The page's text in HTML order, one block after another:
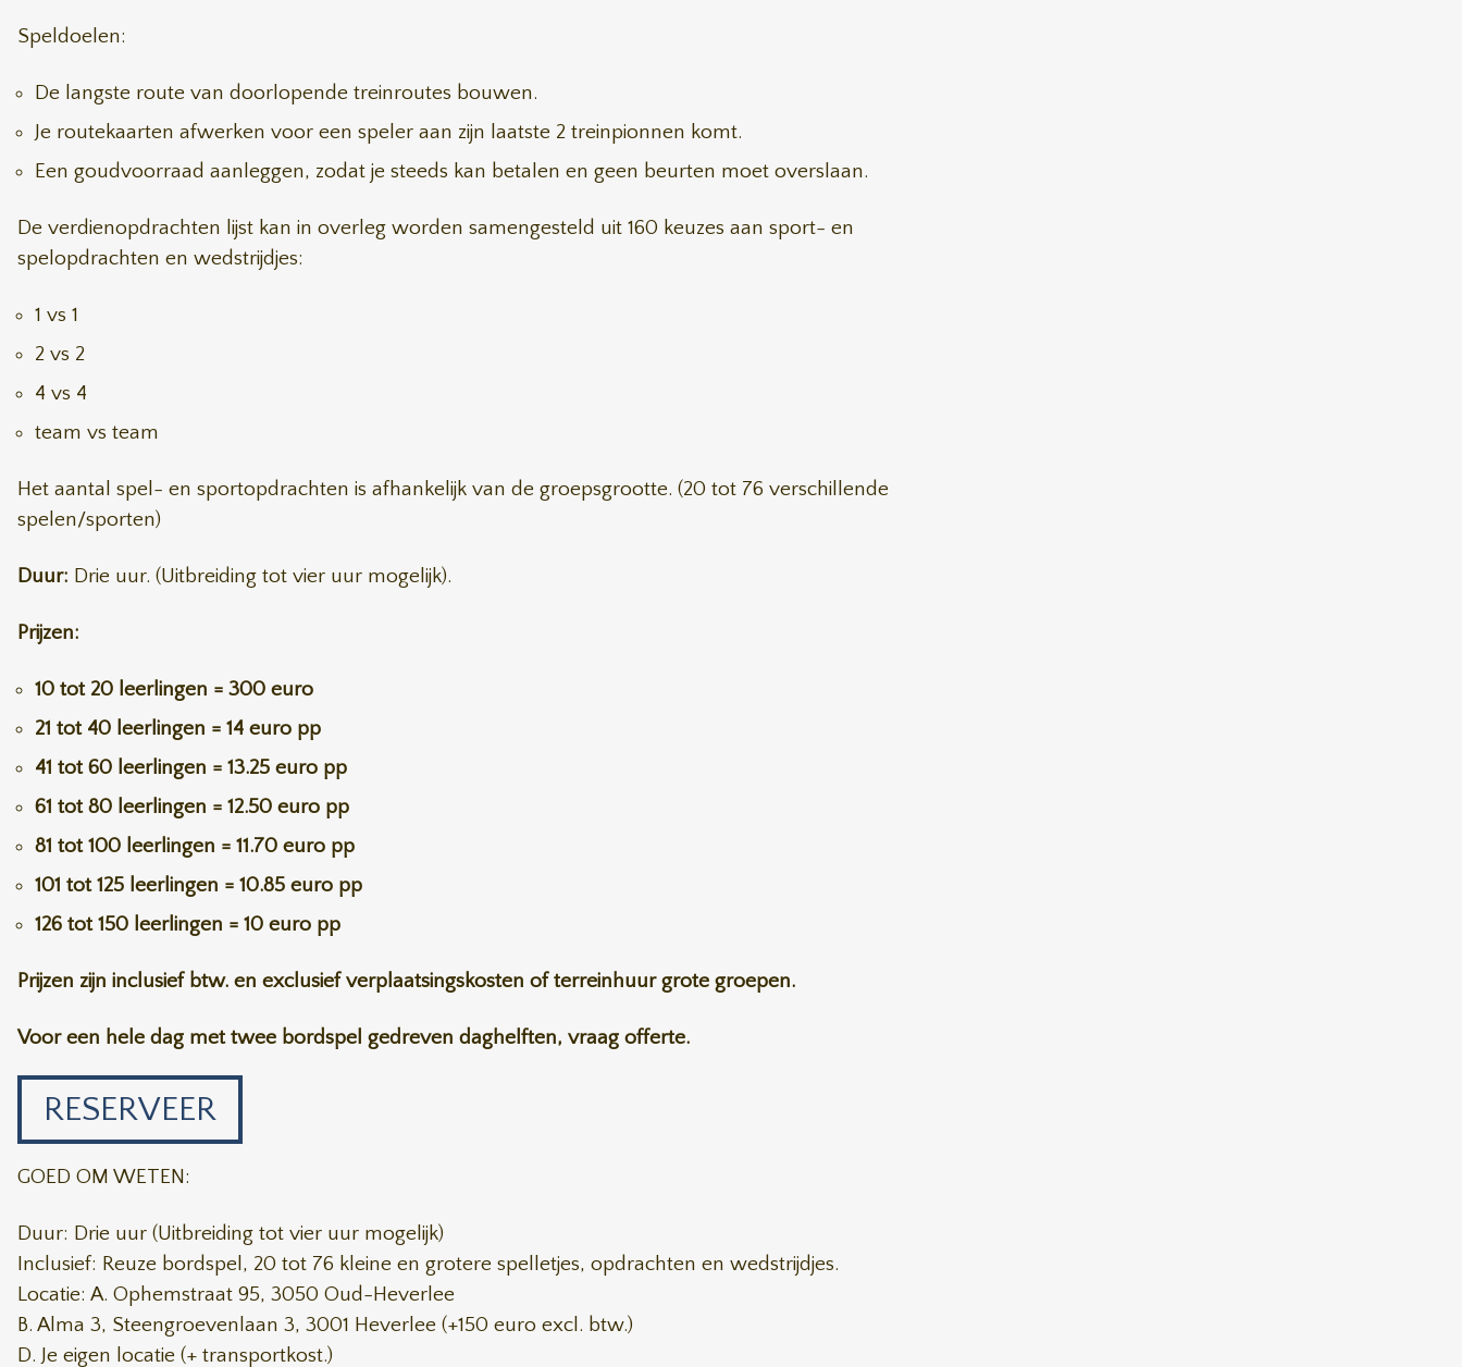
Speldoelen:
De langste route van doorlopende treinroutes bouwen.
Je routekaarten afwerken voor een speler aan zijn laatste 2 treinpionnen komt.
Een goudvoorraad aanleggen, zodat je steeds kan betalen en geen beurten moet overslaan.
De verdienopdrachten lijst kan in overleg worden samengesteld uit 160 keuzes aan sport- en
spelopdrachten en wedstrijdjes:
1 vs 1
2 vs 2
4 vs 4
team vs team
Het aantal spel- en sportopdrachten is afhankelijk van de groepsgrootte. (20 tot 76 verschillende
spelen/sporten)
Duur: Drie uur. (Uitbreiding tot vier uur mogelijk).
Prijzen:
10 tot 20 leerlingen = 300 euro
21 tot 40 leerlingen = 14 euro pp
41 tot 60 leerlingen = 13.25 euro pp
61 tot 80 leerlingen = 12.50 euro pp
81 tot 100 leerlingen = 11.70 euro pp
101 tot 125 leerlingen = 10.85 euro pp
126 tot 150 leerlingen = 10 euro pp
Prijzen zijn inclusief btw. en exclusief verplaatsingskosten of terreinhuur grote groepen.
Voor een hele dag met twee bordspel gedreven daghelften, vraag offerte.
RESERVEER
GOED OM WETEN:
Duur: Drie uur (Uitbreiding tot vier uur mogelijk)
Inclusief: Reuze bordspel, 20 tot 76 kleine en grotere spelletjes, opdrachten en wedstrijdjes.
Locatie: A. Ophemstraat 95, 3050 Oud-Heverlee
B. Alma 3, Steengroevenlaan 3, 3001 Heverlee (+150 euro excl. btw.)
D. Je eigen locatie (+ transportkost.)